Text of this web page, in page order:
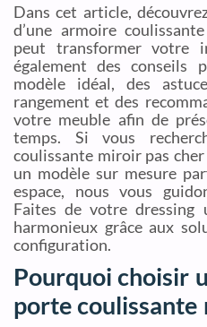
Dans cet article,
d’une armoire
peut transformer votre
également des conseils
modèle idéal, des
rangement et des
votre meuble afin de
temps. Si vous
coulissante miroir pas
un modèle sur mesure
espace, nous vous
Faites de votre dressing
harmonieux grâce aux
configuration.
Pourquoi choisir
porte